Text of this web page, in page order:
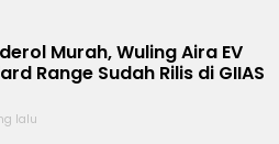
Murah, Wuling Aira EV
Range Sudah Rilis di GIIAS
lalu